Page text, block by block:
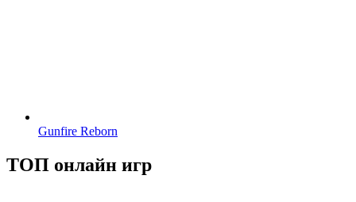
Gunfire Reborn
ТОП онлайн игр